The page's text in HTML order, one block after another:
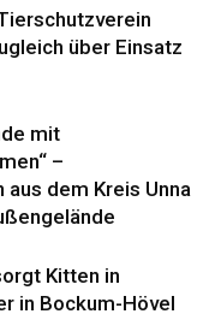
über Einsatz
mit
–
dem Kreis Unna
Kitten in
in Bockum-Hövel